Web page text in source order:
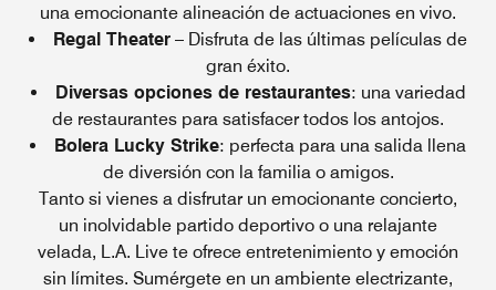
una emocionante alineación de actuaciones en vivo.
Regal Theater – Disfruta de las últimas películas de
gran éxito.
Diversas opciones de restaurantes: una variedad
de restaurantes para satisfacer todos los antojos.
Bolera Lucky Strike: perfecta para una salida llena
de diversión con la familia o amigos.
Tanto si vienes a disfrutar un emocionante concierto,
un inolvidable partido deportivo o una relajante
velada, L.A. Live te ofrece entretenimiento y emoción
sin límites. Sumérgete en un ambiente electrizante,